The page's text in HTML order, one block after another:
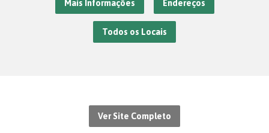
Mais Informações Endereços
Todos os Locais
Ver Site Completo